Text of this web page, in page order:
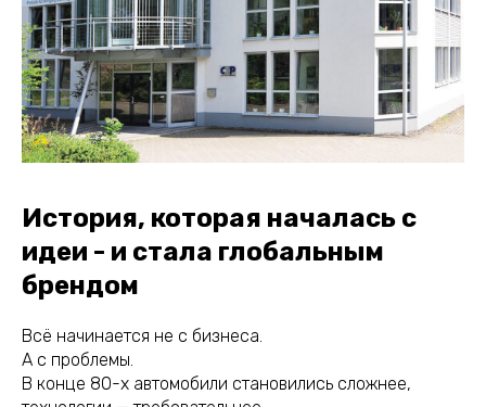
История, которая началась с
идеи - и стала глобальным
брендом
Всё начинается не с бизнеса.
А с проблемы.
В конце 80-х автомобили становились сложнее,